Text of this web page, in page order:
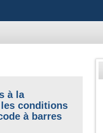
à la
conditions
à barres